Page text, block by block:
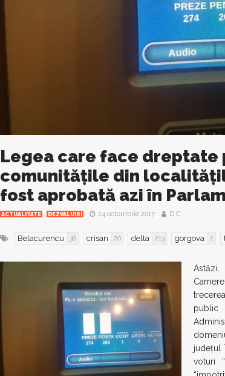
Legea care face dreptate
comunitățile din
fost aprobată azi în
ACTUALITATE DEZVALUIRI 24 octombrie 2017 D.C.
Belacurencu 36 crisan 20 delta 213 gorgova 2
județul
voturi